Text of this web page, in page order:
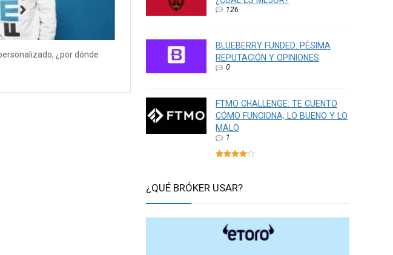
¿por dónde
126
BLUEBERRY FUNDED: PÉSIMA
REPUTACIÓN Y OPINIONES
0
FTMO CHALLENGE: TE CUENTO
CÓMO FUNCIONA; LO BUENO Y LO
MALO
1
¿QUÉ BRÓKER USAR?